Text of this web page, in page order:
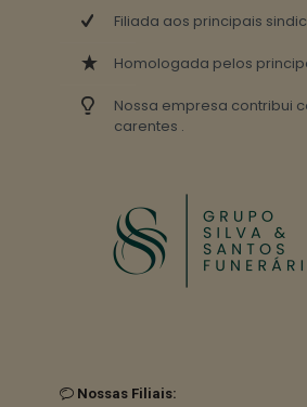
Filiada aos principais
Homologada pelos
Nossa empresa contribui
carentes .
Nossas Filiais: